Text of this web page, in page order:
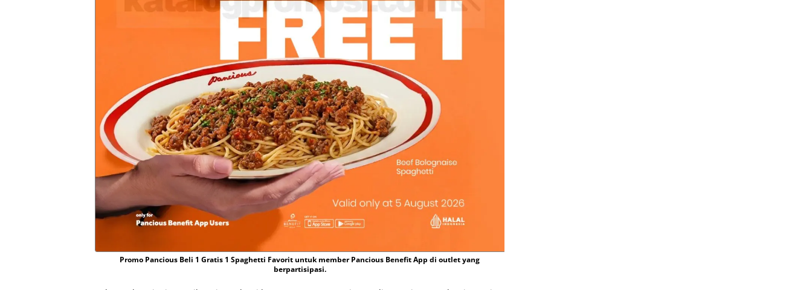
Promo Pancious Beli 1 Gratis 1 Spaghetti Favorit untuk member Pancious Benefit App di outlet yang
berpartisipasi.